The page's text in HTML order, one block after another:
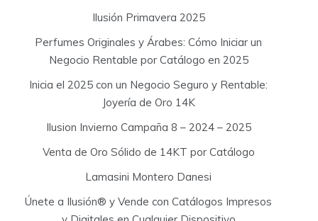
Ilusión Primavera 2025
Perfumes Originales y Árabes: Cómo Iniciar un
Negocio Rentable por Catálogo en 2025
Inicia el 2025 con un Negocio Seguro y Rentable:
Joyería de Oro 14K
Ilusion Invierno Campaña 8 – 2024 – 2025
Venta de Oro Sólido de 14KT por Catálogo
Lamasini Montero Danesi
Únete a Ilusión® y Vende con Catálogos Impresos